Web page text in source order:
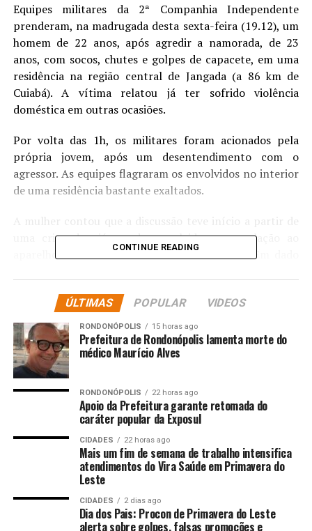
Equipes militares da 2ª Companhia Independente
prenderam, na madrugada desta sexta-feira (19.12), um
homem de 22 anos, após agredir a namorada, de 23
anos, com socos, chutes e golpes de capacete, em uma
residência na região central de Jangada (a 86 km de
Cuiabá). A vítima relatou já ter sofrido violência
doméstica em outras ocasiões.
Por volta das 1h, os militares foram acionados pela
própria jovem, após um desentendimento com o
agressor. As equipes flagraram os envolvidos no interior
de uma residência bastante exaltados.
A mulher contou que a discussão teve início a partir de
uma crise de ciúmes do envolvido, com relação ao
aparelho celular e as redes sociais da vítima. Em dado
O suspeito passou agredi-la com diversos golpes de
capacete. A mulher caiu ao chão e passou a ser agredida
ainda com socos e chutes. Ela revelou que situações
como essa já ocorreram anteriormente. O homem foi
abordado, detido e conduzido à delegacia para registro
do boletim de ocorrência.
Disque-denúncia
A sociedade pode contribuir com as ações da Polícia
Militar de qualquer cidade do Estado, sem precisar se
identificar, por meio do 190 ou 0800.065.3939.
Governo MT – MT
CONTINUE READING
ÚLTIMAS POPULAR VIDEOS
RONDONÓPOLIS 15 horas ago
Prefeitura de Rondonópolis lamenta morte do
médico Maurício Alves
RONDONÓPOLIS 22 horas ago
Apoio da Prefeitura garante retomada do
caráter popular da Exposul
CIDADES 22 horas ago
Mais um fim de semana de trabalho intensifica
atendimentos do Vira Saúde em Primavera do
Leste
CIDADES 2 dias ago
Dia dos Pais: Procon de Primavera do Leste
alerta sobre golpes, falsas promoções e